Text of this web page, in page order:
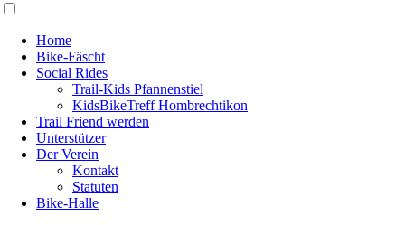
Home
Bike-Fäscht
Social Rides
Trail-Kids Pfannenstiel
KidsBikeTreff Hombrechtikon
Trail Friend werden
Unterstützer
Der Verein
Kontakt
Statuten
Bike-Halle